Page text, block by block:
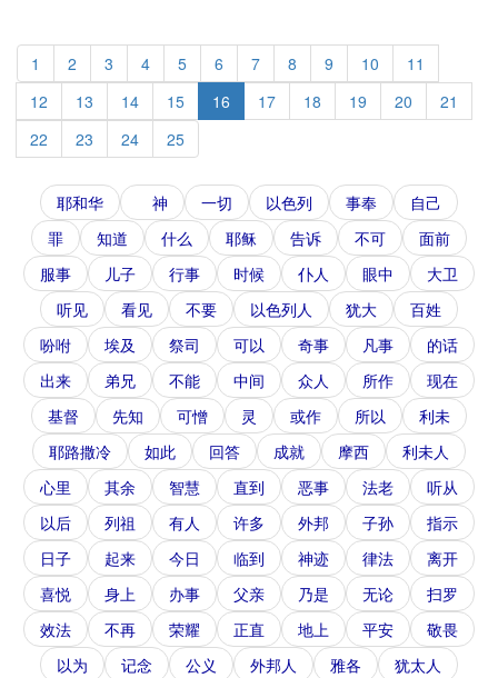
1 2 3 4 5 6 7 8 9 10
11
12
13 14 15 16 17 18 19 20
21
22
23 24 25
耶和华 神 一切 以色列 事奉
自己
罪
知道 什么 耶稣 告诉 不可
面前
服事
儿子 行事 时候 仆人 眼中
大卫
听见
看见 不要 以色列人 犹大
百姓
吩咐
埃及 祭司 可以 奇事 凡事
的话
出来
弟兄 不能 中间 众人 所作
现在
基督
先知 可憎 灵 或作 所以
利未
耶路撒冷
如此 回答 成就 摩西
利未人
心里
其余 智慧 直到 恶事 法老
听从
以后
列祖 有人 许多 外邦 子孙
指示
日子
起来 今日 临到 神迹 律法
离开
喜悦
身上 办事 父亲 乃是 无论
扫罗
效法
不再 荣耀 正直 地上 平安
敬畏
以为
记念 公义 外邦人 雅各 犹太人